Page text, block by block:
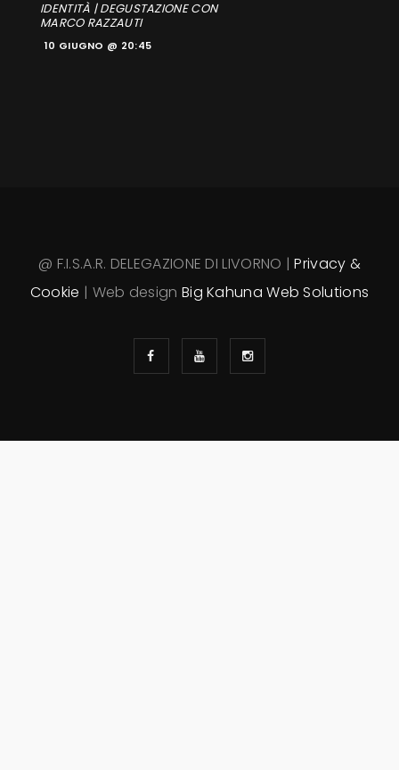
IDENTITÀ | DEGUSTAZIONE CON
MARCO RAZZAUTI
10 GIUGNO @ 20:45
@ F.I.S.A.R. DELEGAZIONE DI LIVORNO |Privacy &
Cookie | Web design Big Kahuna Web Solutions